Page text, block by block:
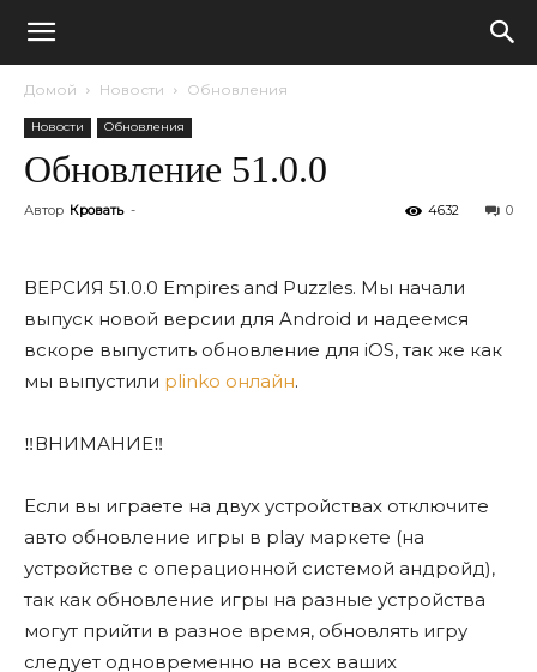
Домой Новости Обновления
Новости Обновления
Обновление 51.0.0
Автор Кровать - 0
4632
ВЕРСИЯ 51.0.0 Empires and Puzzles. Мы начали
выпуск новой версии для Android и надеемся
вскоре выпустить обновление для iOS, так же как
мы выпустили plinko онлайн.
‼ВНИМАНИЕ‼
Если вы играете на двух устройствах отключите
авто обновление игры в play маркете (на
устройстве с операционной системой андройд),
так как обновление игры на разные устройства
могут прийти в разное время, обновлять игру
следует одновременно на всех ваших